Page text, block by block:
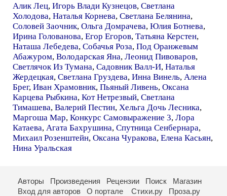
Алик Лец, Игорь Влади Кузнецов, Светлана
Холодова, Наталья Корнева, Светлана Белянина,
Соловей Заочник, Ольга Домрачева, Юлия Ботнева,
Ирина Голованова, Егор Егоров, Татьяна Керстен,
Наташа Лебедева, Собачья Роза, Под Оранжевым
Абажуром, Володарская Яна, Леонид Пивоваров,
Светлячок Из Тумана, Садовник Валл-И, Наталья
Жердецкая, Светлана Груздева, Инна Винель, Алена
Брег, Иван Храмовник, Пьяный Ливень, Оксана
Карцева Рыбкина, Кот Нетрезвый, Светлана
Тимашева, Валерий Пестин, Хельга Дочь Лесника,
Маргоша Мар, Конкурс Самовыражение 3, Лора
Катаева, Агата Бахрушина, Спутница Сенбернара,
Михаил Розенштейн, Оксана Чуракова, Елена Касьян,
Нина Уральская
Авторы Произведения Рецензии Поиск
Магазин
Вход для авторов
О портале Стихи.ру Проза.ру